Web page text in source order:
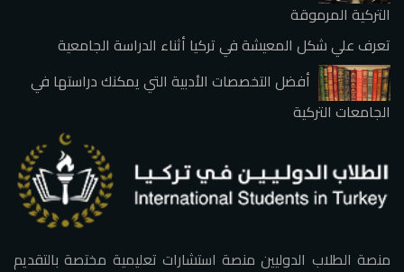
التركية المرموقة
تعرف علي شكل المعيشة في تركيا أثناء الدراسة الجامعية
أفضل التخصصات الأدبية التي يمكنك دراستها في
الجامعات التركية
منصة الطلاب الدوليين منصة استشارات تعليمية مختصة بالتقديم